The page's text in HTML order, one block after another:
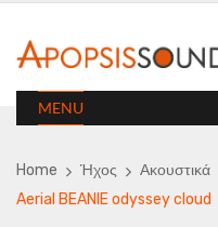
MENU
Home Ήχος Ακουστικά
Aerial BEANIE odyssey cloud